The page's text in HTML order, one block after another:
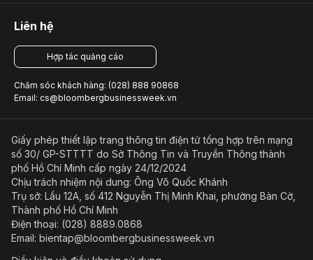
Liên hệ
Hợp tác quảng cáo
Chăm sóc khách hàng: (028) 888 90868
Email: cs@bloombergbusinessweek.vn
Giấy phép thiết lập trang thông tin điện tử tổng hợp trên mạng
số 30/ GP-STTTT do Sở Thông Tin và Truyền Thông thành
phố Hồ Chí Minh cấp ngày 24/12/2024
Chịu trách nhiệm nội dung: Ông Võ Quốc Khánh
Trụ sở: Lầu 12A, số 412 Nguyễn Thị Minh Khai, phường Bàn Cờ,
Thành phố Hồ Chí Minh
Điện thoại: (028) 8889.0868
Email: bientap@bloombergbusinessweek.vn